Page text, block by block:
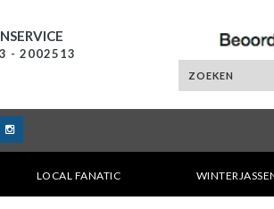
- 2002513
LOCAL FANATIC